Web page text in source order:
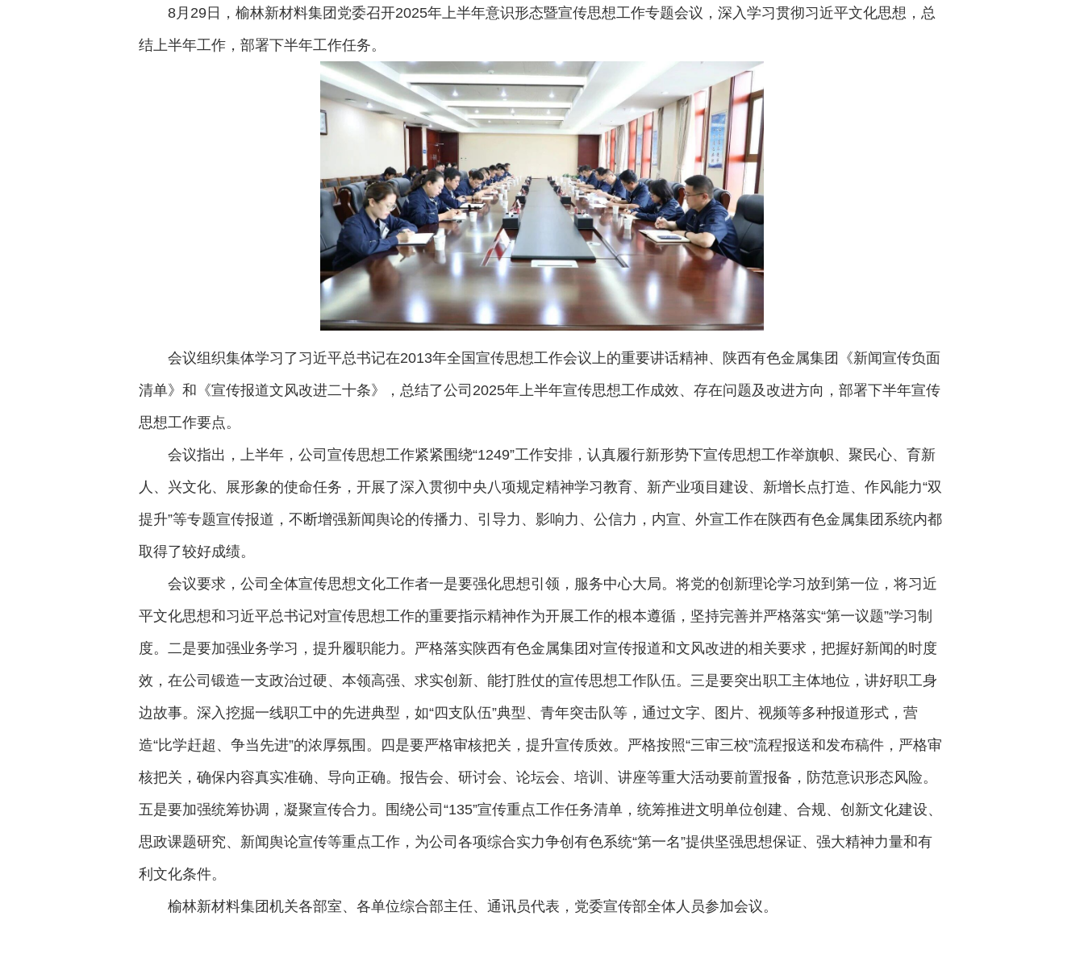
8月29日，榆林新材料集团党委召开2025年上半年意识形态暨宣传思想工作专题会议，深入学习贯彻习近平文化思想，总
结上半年工作，部署下半年工作任务。
会议组织集体学习了习近平总书记在2013年全国宣传思想工作会议上的重要讲话精神、陕西有色金属集团《新闻宣传负面
清单》和《宣传报道文风改进二十条》，总结了公司2025年上半年宣传思想工作成效、存在问题及改进方向，部署下半年宣传
思想工作要点。
会议指出，上半年，公司宣传思想工作紧紧围绕“1249”工作安排，认真履行新形势下宣传思想工作举旗帜、聚民心、育新
人、兴文化、展形象的使命任务，开展了深入贯彻中央八项规定精神学习教育、新产业项目建设、新增长点打造、作风能力“双
提升”等专题宣传报道，不断增强新闻舆论的传播力、引导力、影响力、公信力，内宣、外宣工作在陕西有色金属集团系统内都
取得了较好成绩。
会议要求，公司全体宣传思想文化工作者一是要强化思想引领，服务中心大局。将党的创新理论学习放到第一位，将习近
平文化思想和习近平总书记对宣传思想工作的重要指示精神作为开展工作的根本遵循，坚持完善并严格落实“第一议题”学习制
度。二是要加强业务学习，提升履职能力。严格落实陕西有色金属集团对宣传报道和文风改进的相关要求，把握好新闻的时度
效，在公司锻造一支政治过硬、本领高强、求实创新、能打胜仗的宣传思想工作队伍。三是要突出职工主体地位，讲好职工身
边故事。深入挖掘一线职工中的先进典型，如“四支队伍”典型、青年突击队等，通过文字、图片、视频等多种报道形式，营
造“比学赶超、争当先进”的浓厚氛围。四是要严格审核把关，提升宣传质效。严格按照“三审三校”流程报送和发布稿件，严格审
核把关，确保内容真实准确、导向正确。报告会、研讨会、论坛会、培训、讲座等重大活动要前置报备，防范意识形态风险。
五是要加强统筹协调，凝聚宣传合力。围绕公司“135”宣传重点工作任务清单，统筹推进文明单位创建、合规、创新文化建设、
思政课题研究、新闻舆论宣传等重点工作，为公司各项综合实力争创有色系统“第一名”提供坚强思想保证、强大精神力量和有
利文化条件。
榆林新材料集团机关各部室、各单位综合部主任、通讯员代表，党委宣传部全体人员参加会议。